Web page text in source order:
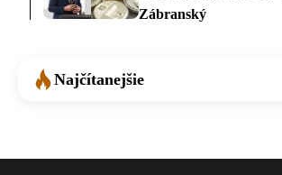
Zábranský
Najčítanejšie